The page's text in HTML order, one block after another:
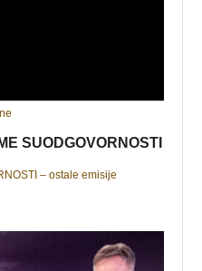
SUODGOVORNOSTI
– ostale emisije